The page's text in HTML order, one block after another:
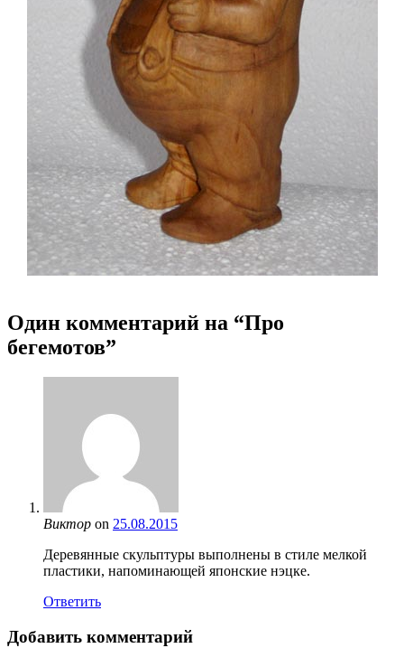
Один комментарий на “Про
бегемотов”
Виктор on 25.08.2015
Деревянные скульптуры выполнены в стиле мелкой
пластики, напоминающей японские нэцке.
Ответить
Добавить комментарий